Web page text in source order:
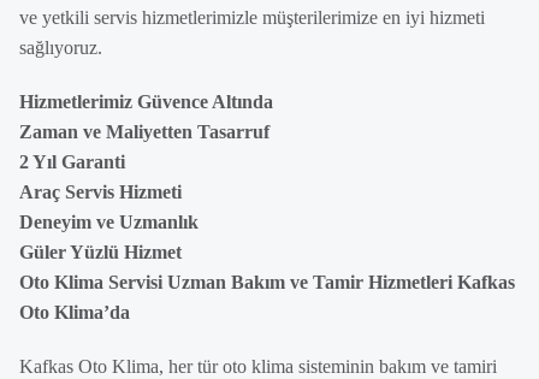
ve yetkili servis hizmetlerimizle müşterilerimize en iyi hizmeti
sağlıyoruz.
Hizmetlerimiz Güvence Altında
Zaman ve Maliyetten Tasarruf
2 Yıl Garanti
Araç Servis Hizmeti
Deneyim ve Uzmanlık
Güler Yüzlü Hizmet
Oto Klima Servisi Uzman Bakım ve Tamir Hizmetleri Kafkas
Oto Klima’da
Kafkas Oto Klima, her tür oto klima sisteminin bakım ve tamiri